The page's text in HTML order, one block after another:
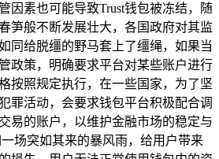
因素也可能导致Trust钱包被冻结，随
笋般不断发展壮大，各国政府对其监
同给脱缰的野马套上了缰绳，如果当
政策，明确要求平台对某些账户进行
按照规定执行，在一些国家，为了坚
罪活动，会要求钱包平台积极配合调
易的账户，以维护金融市场的稳定与
场突如其来的暴风雨，给用户带来